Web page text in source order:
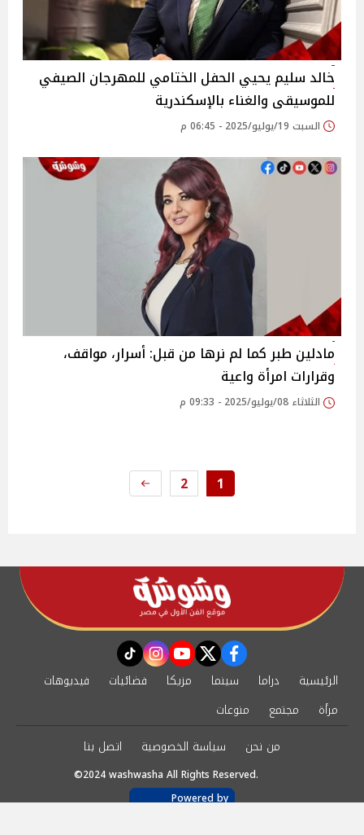
خالد سليم يحيي الحفل الختامي للمهرجان الصيفي
للموسيقى والغناء بالإسكندرية
السبت 19/يوليو/2025 - 06:45 م
مادلين طبر كما لم نرها من قبل: أسرار، مواقف،
وقرارات امرأة واعية
الثلاثاء 08/يوليو/2025 - 09:33 م
1
2
facebook
twitter
youtube
instagram
tiktok
الرئيسية دراما سينما مزيكا فضائيات
فيديوهات
مرأة
مجتمع
منوعات
من نحن
سياسة الخصوصية اتصل بنا
©2024 washwasha All Rights Reserved.
Powered by